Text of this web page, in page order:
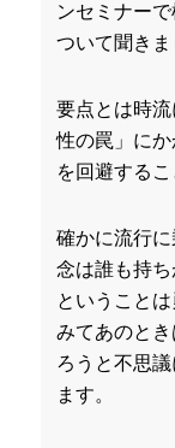
ンセミナー
ついて聞きま
要点とは時
性の罠」に
を回避する
確かに流行
念は誰も持
ということ
みてあのと
ろうと不思
ます。